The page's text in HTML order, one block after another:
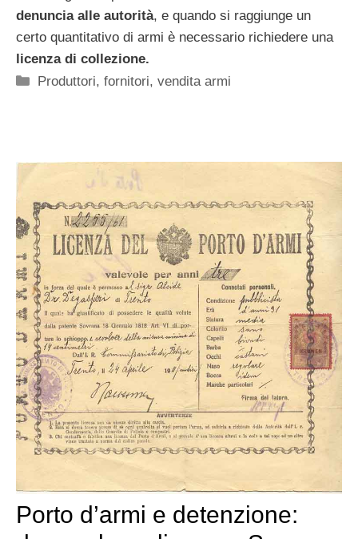
denuncia alle autorità, e quando si raggiunge un
certo quantitativo di armi è necessario richiedere una
licenza di collezione.
Categorie
Produttori, fornitori, vendita armi
Porto d’armi e detenzione: